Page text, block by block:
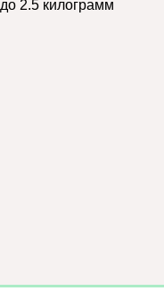
до 2.5 килограмм